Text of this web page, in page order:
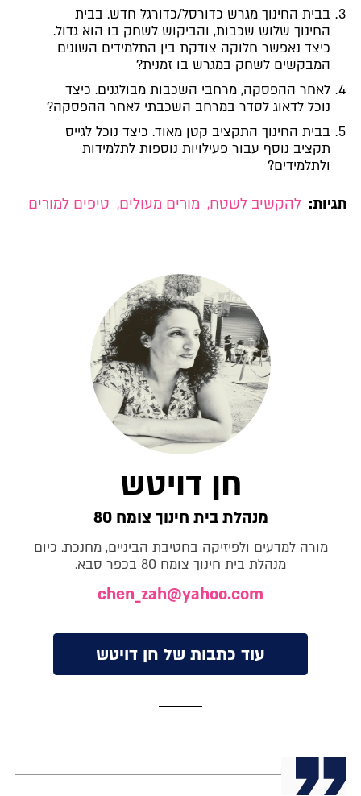
בבית החינוך מגרש כדורסל/כדורגל חדש. בבית
החינוך שלוש שכבות, והביקוש לשחק בו הוא גדול.
כיצד נאפשר חלוקה צודקת בין התלמידים השונים
המבקשים לשחק במגרש בו זמנית?
לאחר ההפסקה, מרחבי השכבות מבולגנים. כיצד
נוכל לדאוג לסדר במרחב השכבתי לאחר ההפסקה?
בבית החינוך התקציב קטן מאוד. כיצד נוכל לגייס
תקציב נוסף עבור פעילויות נוספות לתלמידות
ולתלמידים?
להקשיב לשטח, מורים מעולים, טיפים למורים
חן דויטש
מנהלת בית חינוך צומח 80
מורה למדעים ולפיזיקה בחטיבת הביניים, מחנכת. כיום
מנהלת בית חינוך צומח 80 בכפר סבא.
chen_zah@yahoo.com
עוד כתבות של חן דויטש